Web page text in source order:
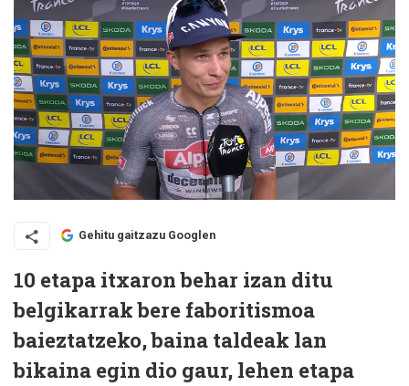
Gehitu gaitzazu Googlen
10 etapa itxaron behar izan ditu
belgikarrak bere faboritismoa
baieztatzeko, baina taldeak lan
bikaina egin dio gaur, lehen etapa